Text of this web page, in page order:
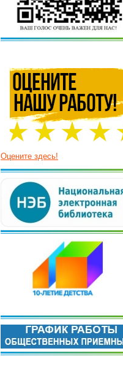
Оцените здесь!